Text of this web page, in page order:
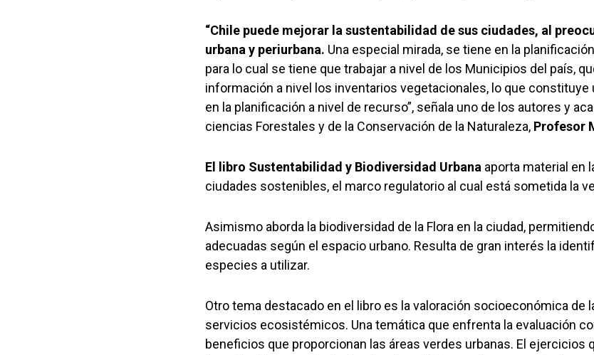
“Chile puede mejorar la sustentabilidad de sus ciudades, al
urbana y periurbana. Una especial mirada, se tiene en la
para lo cual se tiene que trabajar a nivel de los Municipios del país,
información a nivel los inventarios vegetacionales, lo que
en la planificación a nivel de recurso”, señala uno de los autores y
ciencias Forestales y de la Conservación de la Naturaleza, Profesor
El libro Sustentabilidad y Biodiversidad Urbana aporta material en
ciudades sostenibles, el marco regulatorio al cual está sometida la
Asimismo aborda la biodiversidad de la Flora en la ciudad,
adecuadas según el espacio urbano. Resulta de gran interés la
especies a utilizar.
Otro tema destacado en el libro es la valoración socioeconómica de
servicios ecosistémicos. Una temática que enfrenta la evaluación
beneficios que proporcionan las áreas verdes urbanas. El ejercicios